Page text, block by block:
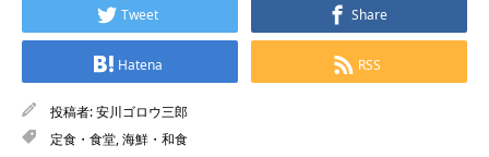
Tweet Share
Hatena RSS
投稿者:安川ゴロウ三郎
定食・食堂,海鮮・和食